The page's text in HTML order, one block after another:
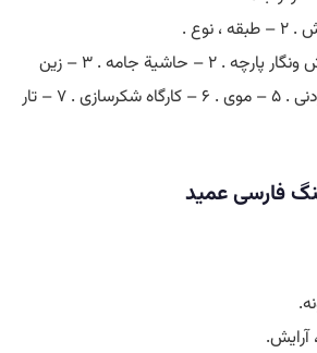
(طِ) [ معر. ] (اِ.) ۱ – نقش ونگار پارچه . ۲ – حاشیة جامه . ۳ – زین
وبرگ اسب . ۴ – گستردنی . ۵ – موی . ۶ – کارگاه شکرسازی . ۷ – تار
فارسی عمید